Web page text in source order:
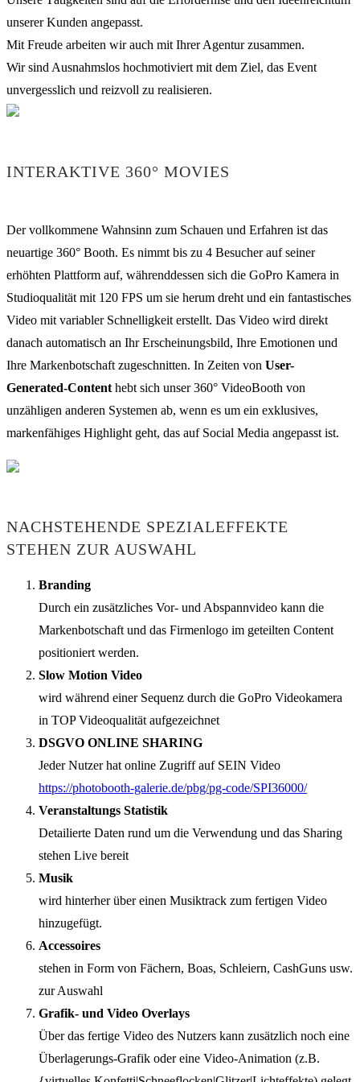
unserer Kunden angepasst.
Mit Freude arbeiten wir auch mit Ihrer Agentur zusammen.
Wir sind Ausnahmslos hochmotiviert mit dem Ziel, das Event
unvergesslich und reizvoll zu realisieren.
INTERAKTIVE 360° MOVIES
Der vollkommene Wahnsinn zum Schauen und Erfahren ist das
neuartige 360° Booth. Es nimmt bis zu 4 Besucher auf seiner
erhöhten Plattform auf, währenddessen sich die GoPro Kamera in
Studioqualität mit 120 FPS um sie herum dreht und ein fantastisches
Video mit variabler Schnelligkeit erstellt. Das Video wird direkt
danach automatisch an Ihr Erscheinungsbild, Ihre Emotionen und
Ihre Markenbotschaft zugeschnitten. In Zeiten von User-
Generated-Content hebt sich unser 360° VideoBooth von
unzähligen anderen Systemen ab, wenn es um ein exklusives,
markenfähiges Highlight geht, das auf Social Media angepasst ist.
NACHSTEHENDE SPEZIALEFFEKTE
STEHEN ZUR AUSWAHL
Branding
Durch ein zusätzliches Vor- und Abspannvideo kann die
Markenbotschaft und das Firmenlogo im geteilten Content
positioniert werden.
Slow Motion Video
wird während einer Sequenz durch die GoPro Videokamera
in TOP Videoqualität aufgezeichnet
DSGVO ONLINE SHARING
Jeder Nutzer hat online Zugriff auf SEIN Video
https://photobooth-galerie.de/pbg/pg-code/SPI36000/
Veranstaltungs Statistik
Detailierte Daten rund um die Verwendung und das Sharing
stehen Live bereit
Musik
wird hinterher über einen Musiktrack zum fertigen Video
hinzugefügt.
Accessoires
stehen in Form von Fächern, Boas, Schleiern, CashGuns usw.
zur Auswahl
Grafik- und Video Overlays
Über das fertige Video des Nutzers kann zusätzlich noch eine
Überlagerungs-Grafik oder eine Video-Animation (z.B.